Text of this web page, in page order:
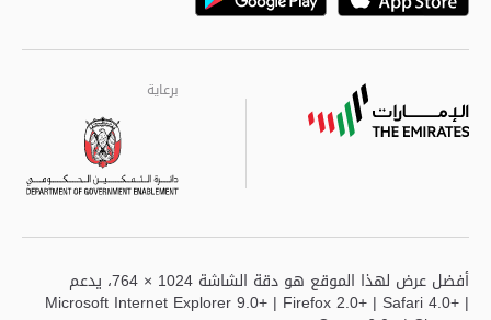
Google
Playstore
برعاية
برعاية
أفضل عرض لهذا الموقع هو دقة الشاشة 1024 × 764، يدعم
Microsoft Internet Explorer 9.0+ | Firefox 2.0+ | Safari 4.0+ |